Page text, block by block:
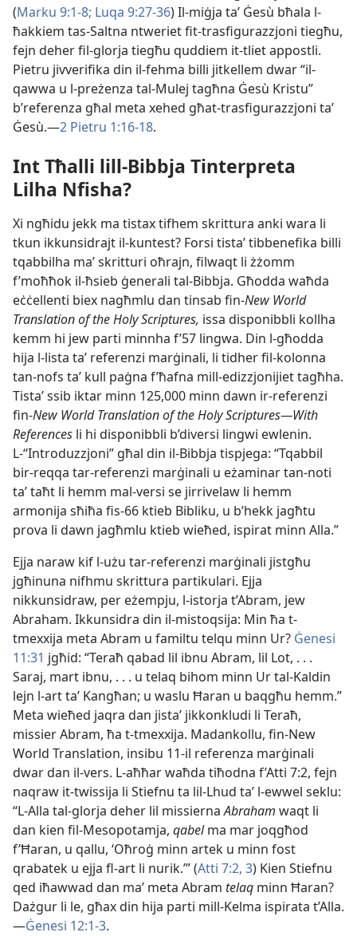
(Marku 9:1-8; Luqa 9:27-36) Il-miġja taʼ Ġesù bħala l-
ħakkiem tas-Saltna ntweriet fit-trasfigurazzjoni tiegħu,
fejn deher fil-glorja tiegħu quddiem it-tliet appostli.
Pietru jivverifika din il-fehma billi jitkellem dwar “il-
qawwa u l-preżenza tal-Mulej tagħna Ġesù Kristu”
b’referenza għal meta xehed għat-trasfigurazzjoni taʼ
Ġesù.—2 Pietru 1:16-18.
Int Tħalli lill-Bibbja Tinterpreta
Lilha Nfisha?
Xi ngħidu jekk ma tistax tifhem skrittura anki wara li
tkun ikkunsidrajt il-kuntest? Forsi tistaʼ tibbenefika billi
tqabbilha maʼ skritturi oħrajn, filwaqt li żżomm
f’moħħok il-ħsieb ġenerali tal-Bibbja. Għodda waħda
eċċellenti biex nagħmlu dan tinsab fin-New World
Translation of the Holy Scriptures, issa disponibbli kollha
kemm hi jew parti minnha f’57 lingwa. Din l-għodda
hija l-lista taʼ referenzi marġinali, li tidher fil-kolonna
tan-nofs taʼ kull paġna f’ħafna mill-edizzjonijiet tagħha.
Tistaʼ ssib iktar minn 125,000 minn dawn ir-referenzi
fin-New World Translation of the Holy Scriptures—With
References li hi disponibbli b’diversi lingwi ewlenin.
L-“Introduzzjoni” għal din il-Bibbja tispjega: “Tqabbil
bir-reqqa tar-referenzi marġinali u eżaminar tan-noti
taʼ taħt li hemm mal-versi se jirrivelaw li hemm
armonija sħiħa fis-66 ktieb Bibliku, u b’hekk jagħtu
prova li dawn jagħmlu ktieb wieħed, ispirat minn Alla.”
Ejja naraw kif l-użu tar-referenzi marġinali jistgħu
jgħinuna nifhmu skrittura partikulari. Ejja
nikkunsidraw, per eżempju, l-istorja t’Abram, jew
Abraham. Ikkunsidra din il-mistoqsija: Min ħa t-
tmexxija meta Abram u familtu telqu minn Ur? Ġenesi
11:31 jgħid: “Teraħ qabad lil ibnu Abram, lil Lot, . . .
Saraj, mart ibnu, . . . u telaq bihom minn Ur tal-Kaldin
lejn l-art taʼ Kangħan; u waslu Ħaran u baqgħu hemm.”
Meta wieħed jaqra dan jistaʼ jikkonkludi li Teraħ,
missier Abram, ħa t-tmexxija. Madankollu, fin-New
World Translation, insibu 11-il referenza marġinali
dwar dan il-vers. L-aħħar waħda tiħodna f’Atti 7:2, fejn
naqraw it-twissija li Stiefnu ta lil-Lhud taʼ l-ewwel seklu:
“L-Alla tal-glorja deher lil missiernaAbraham waqt li
dan kien fil-Mesopotamja, qabelma mar joqgħod
f’Ħaran, u qallu, ‘Oħroġ minn artek u minn fost
qrabatek u ejja fl-art li nurik.’” (Atti 7:2, 3) Kien Stiefnu
qed iħawwad dan maʼ meta Abram telaq minn Ħaran?
Dażgur li le, għax din hija parti mill-Kelma ispirata t’Alla.
—Ġenesi 12:1-3.